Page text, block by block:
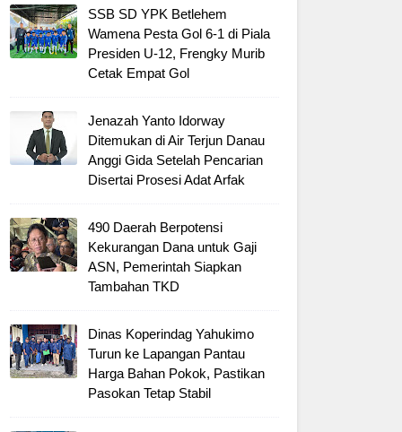
SSB SD YPK Betlehem
Wamena Pesta Gol 6-1 di Piala
Presiden U-12, Frengky Murib
Cetak Empat Gol
Jenazah Yanto Idorway
Ditemukan di Air Terjun Danau
Anggi Gida Setelah Pencarian
Disertai Prosesi Adat Arfak
490 Daerah Berpotensi
Kekurangan Dana untuk Gaji
ASN, Pemerintah Siapkan
Tambahan TKD
Dinas Koperindag Yahukimo
Turun ke Lapangan Pantau
Harga Bahan Pokok, Pastikan
Pasokan Tetap Stabil